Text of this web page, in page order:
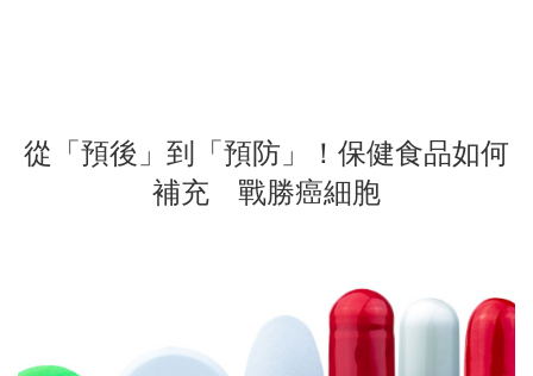
從「預後」到「預防」！保健食品如何
補充 戰勝癌細胞